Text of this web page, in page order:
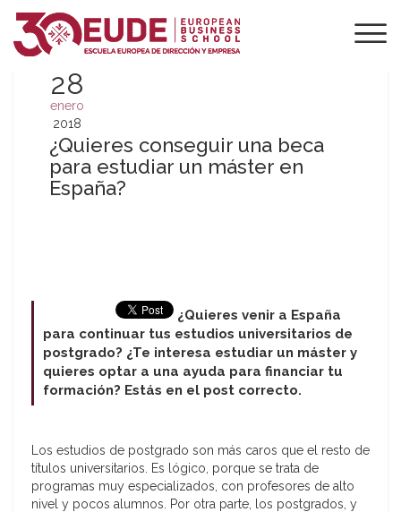
28
enero
2018
¿Quieres conseguir una beca
para estudiar un máster en
España?
¿Quieres venir a España
para continuar tus estudios universitarios de
postgrado? ¿Te interesa estudiar un máster y
quieres optar a una ayuda para financiar tu
formación? Estás en el post correcto.
Los estudios de postgrado son más caros que el resto de
títulos universitarios. Es lógico, porque se trata de
programas muy especializados, con profesores de alto
nivel y pocos alumnos. Por otra parte, los postgrados, y